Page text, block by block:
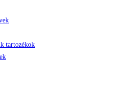
tartozékok